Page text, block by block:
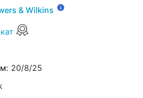
& Wilkins
20/8/25